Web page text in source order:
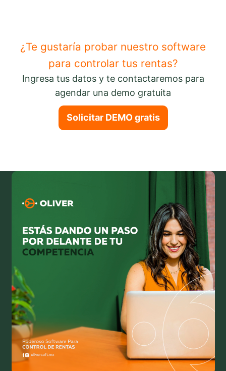
¿Te gustaría probar nuestro software
para controlar tus rentas?
Ingresa tus datos y te contactaremos para
agendar una demo gratuita
Solicitar DEMO gratis